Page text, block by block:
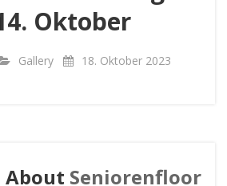
Oktober
Gallery 18. Oktober 2023
About Seniorenfloor